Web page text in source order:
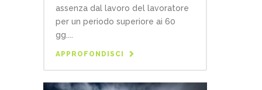
assenza dal lavoro del lavoratore
per un periodo superiore ai 60
gg....
APPROFONDISCI